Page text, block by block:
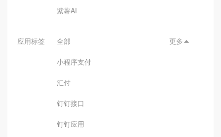
紫薯AI
应用标签 全部
小程序支付
汇付
钉钉接口
钉钉应用
更多 